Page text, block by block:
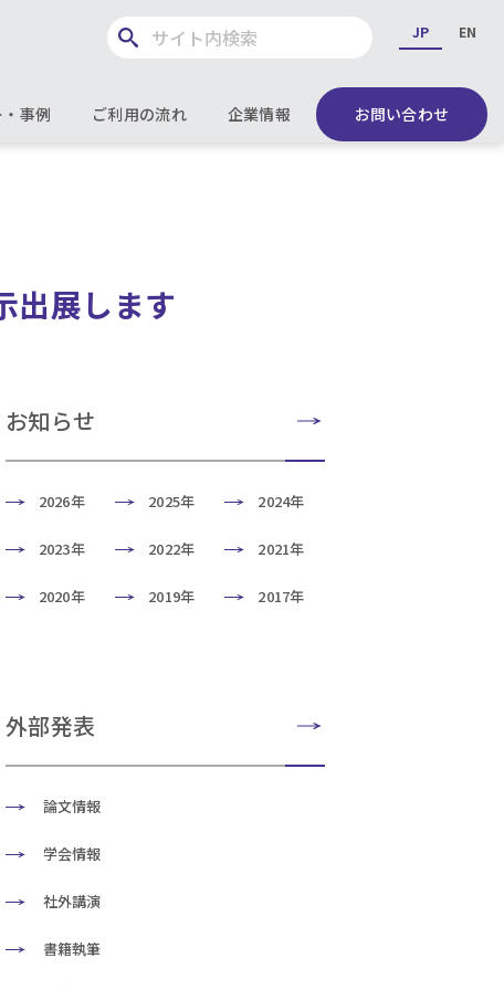
JP EN
事例 ご利用の流れ 企業情報 お問い合わせ
出展します
お知らせ
2026年 2025年 2024年
2023年 2022年 2021年
2020年 2019年 2017年
外部発表
論文情報
学会情報
社外講演
書籍執筆